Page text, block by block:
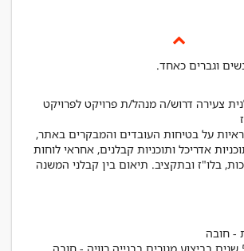
וגברים כאחד.
צעירה דרוש/ה מנהל/ת פרויקט לפרויקט
על בטיחות העובדים והמבקרים באתר,
אדריכל ותוכניות קבלנים, אחראי לוחות
בלו"ז ובתקציב. תיאום בין קבלני המשנה